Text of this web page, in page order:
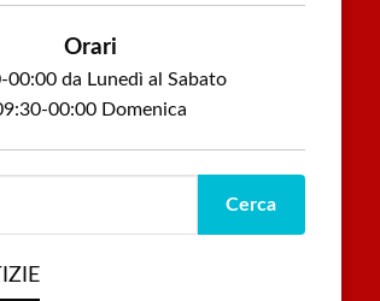
Orari
00:00 da Lunedì al Sabato
00:00 Domenica